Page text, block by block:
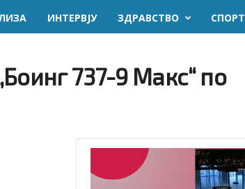
ИНТЕРВЈУ ЗДРАВСТВО СПОРТ
737-9 Mакс“ по